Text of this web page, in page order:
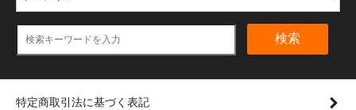
検索
特定商取引法に基づく表記